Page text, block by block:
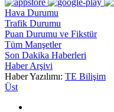
Hava Durumu
Trafik Durumu
Puan Durumu ve Fikstür
Tüm Manşetler
Son Dakika Haberleri
Haber Arşivi
Haber Yazılımı: TE Bilişim
Üst